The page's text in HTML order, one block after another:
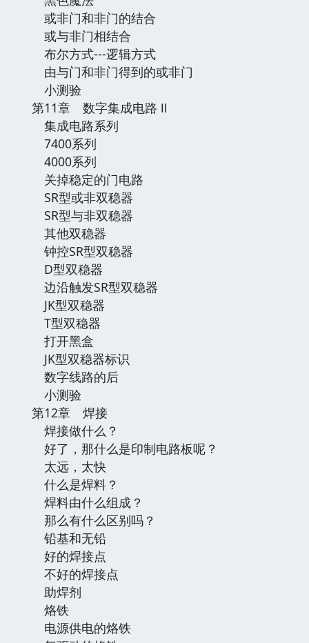
或非门和非门的结合
或与非门相结合
布尔方式---逻辑方式
由与门和非门得到的或非门
小测验
第11章 数字集成电路 Ⅱ
集成电路系列
7400系列
4000系列
关掉稳定的门电路
SR型或非双稳器
SR型与非双稳器
其他双稳器
钟控SR型双稳器
D型双稳器
边沿触发SR型双稳器
JK型双稳器
T型双稳器
打开黑盒
JK型双稳器标识
数字线路的后
小测验
第12章 焊接
焊接做什么？
好了，那什么是印制电路板呢？
太远，太快
什么是焊料？
焊料由什么组成？
那么有什么区别吗？
铅基和无铅
好的焊接点
不好的焊接点
助焊剂
烙铁
电源供电的烙铁